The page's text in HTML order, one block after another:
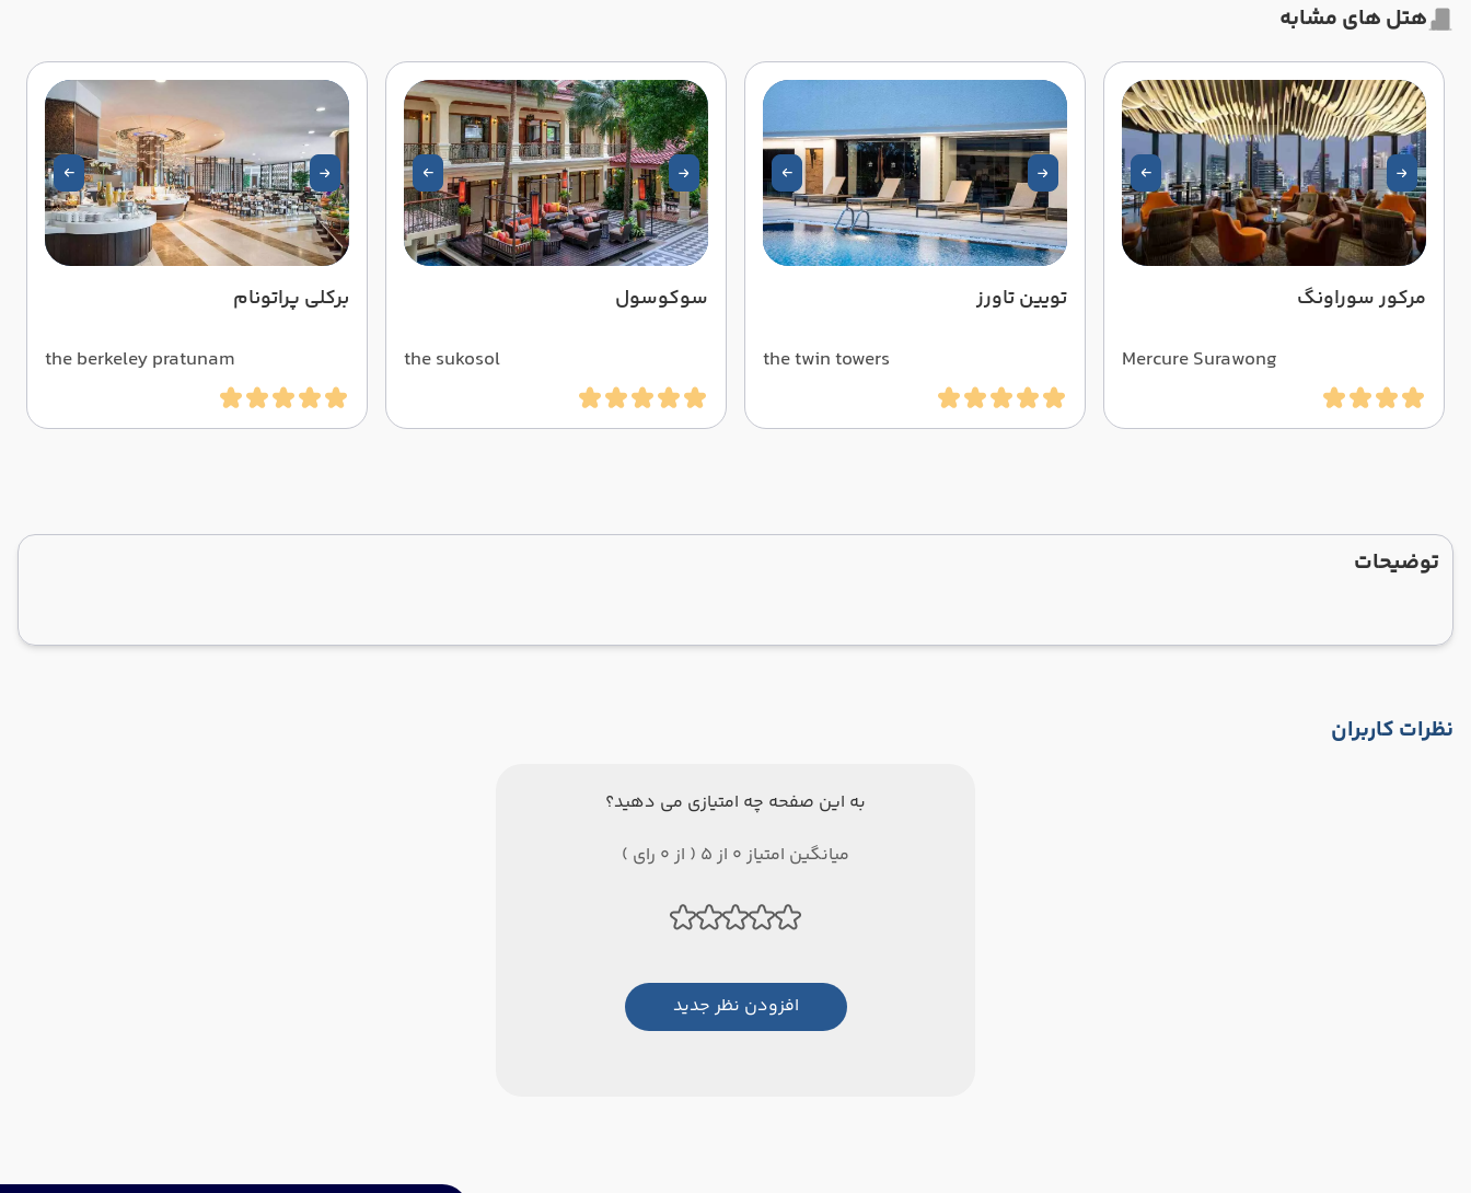
هتل های مشابه
مرکور سوراونگ
Mercure Surawong
تویین تاورز
the twin towers
سوکوسول
the sukosol
برکلی پراتونام
the berkeley pratunam
توضیحات
نظرات کاربران
به این صفحه چه امتیازی می دهید؟
میانگین امتیاز 0 از 5 ( از 0 رای )
افزودن نظر جدید